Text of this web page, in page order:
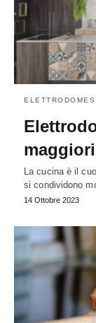
La cucina è il
si condividono
14 Ottobre 2023